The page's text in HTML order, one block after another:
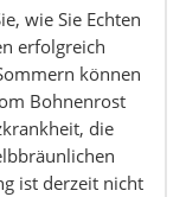
wie Sie Echten
erfolgreich
können
Bohnenrost
die
ist derzeit nicht